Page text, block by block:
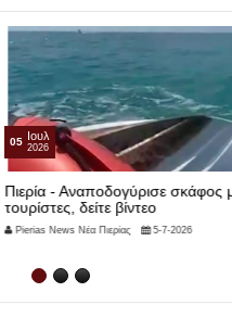
σκάφος με Σέρβους
βίντεο
5-7-2026